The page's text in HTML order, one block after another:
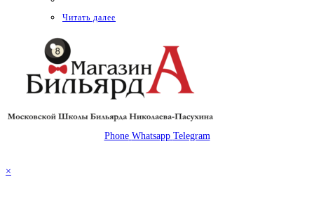
Читать далее
Phone Whatsapp Telegram
×